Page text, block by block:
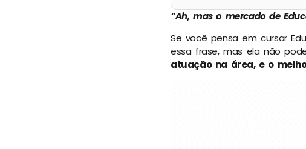
“Ah, mas o mercado de
Se você pensa em cursar
essa frase, mas ela não
atuação na área, e o